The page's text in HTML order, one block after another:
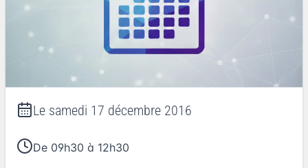
Le samedi 17 décembre 2016
De 09h30 à 12h30